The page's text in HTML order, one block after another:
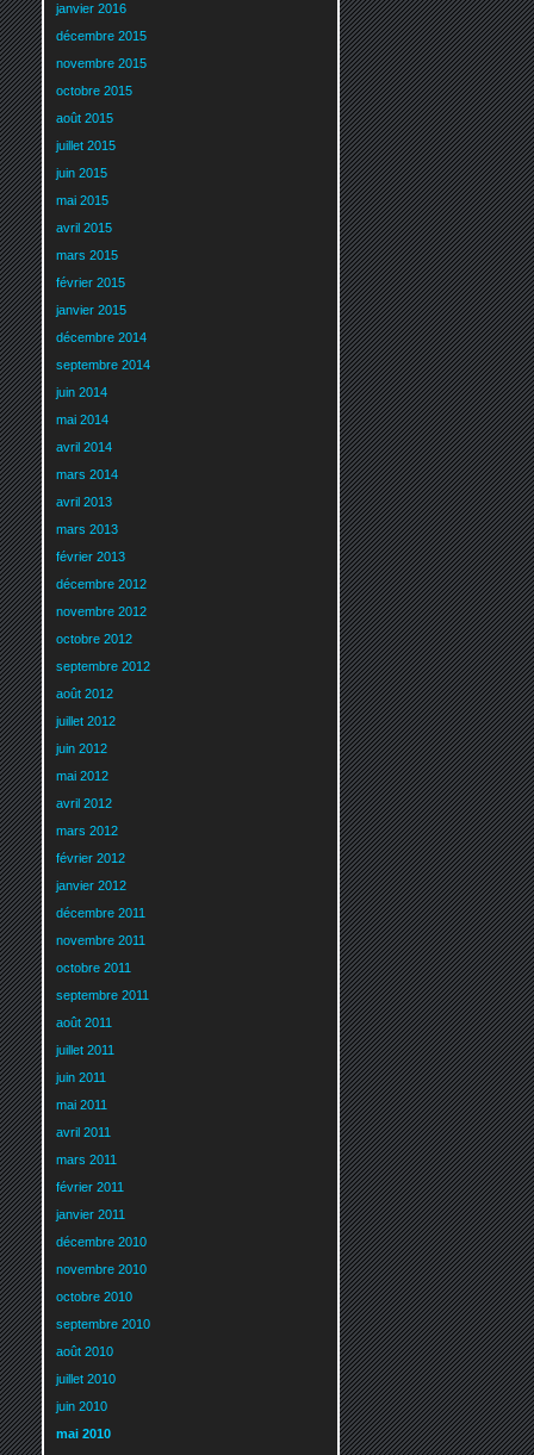
janvier 2016
décembre 2015
novembre 2015
octobre 2015
août 2015
juillet 2015
juin 2015
mai 2015
avril 2015
mars 2015
février 2015
janvier 2015
décembre 2014
septembre 2014
juin 2014
mai 2014
avril 2014
mars 2014
avril 2013
mars 2013
février 2013
décembre 2012
novembre 2012
octobre 2012
septembre 2012
août 2012
juillet 2012
juin 2012
mai 2012
avril 2012
mars 2012
février 2012
janvier 2012
décembre 2011
novembre 2011
octobre 2011
septembre 2011
août 2011
juillet 2011
juin 2011
mai 2011
avril 2011
mars 2011
février 2011
janvier 2011
décembre 2010
novembre 2010
octobre 2010
septembre 2010
août 2010
juillet 2010
juin 2010
mai 2010